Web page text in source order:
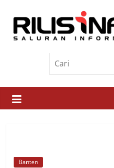
contentRilis
Saluran
Informasi
Banten